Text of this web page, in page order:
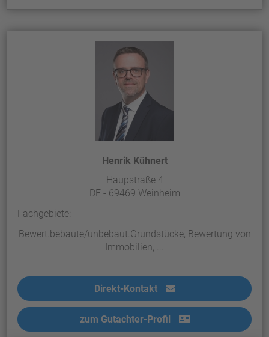
Henrik Kühnert
Haupstraße 4
DE - 69469 Weinheim
Fachgebiete:
Bewert.bebaute/unbebaut.Grundstücke, Bewertung von
Immobilien, ...
Direkt-Kontakt
zum Gutachter-Profil